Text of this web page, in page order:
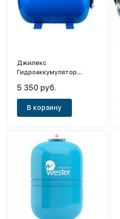
Джилекс
Гидроаккумулятор
«ХИТ»
5 350 руб.
В корзину